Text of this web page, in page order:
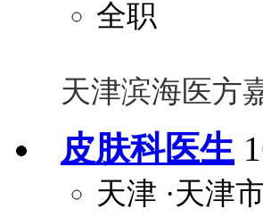
全职
天津滨海医方
皮肤科医生
天津 ·天津